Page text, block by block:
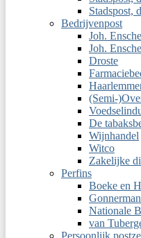
Stadspost,
Bedrijvenpost
Joh.
Joh.
Droste
(Semi-
De
Wijnhandel
Witco
Zakelijke
Perfins
Boeke en
Nationale
van